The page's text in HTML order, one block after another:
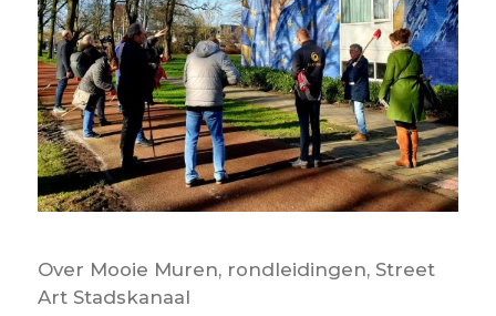
Over Mooie Muren, rondleidingen, Street
Art Stadskanaal